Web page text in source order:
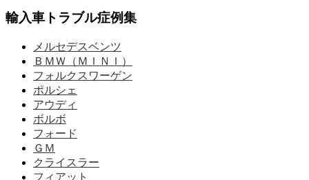
輸入車トラブル症例集
メルセデスベンツ
ＢＭＷ（ＭＩＮＩ）
フォルクスワーゲン
ポルシェ
アウディ
ボルボ
フォード
ＧＭ
クライスラー
フィアット